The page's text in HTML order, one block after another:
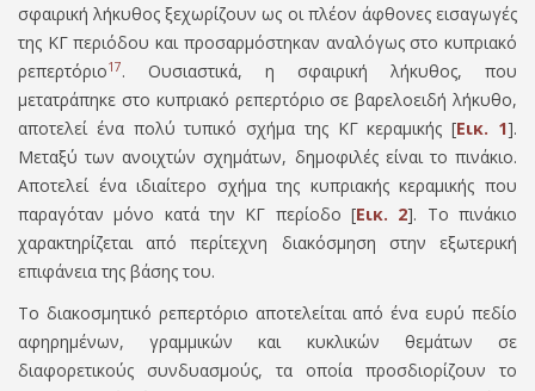
σφαιρική λήκυθος ξεχωρίζουν ως οι πλέον άφθονες εισαγωγές
της ΚΓ περιόδου και προσαρμόστηκαν αναλόγως στο κυπριακό
ρεπερτόριο17. Ουσιαστικά, η σφαιρική λήκυθος, που
μετατράπηκε στο κυπριακό ρεπερτόριο σε βαρελοειδή λήκυθο,
αποτελεί ένα πολύ τυπικό σχήμα της ΚΓ κεραμικής [Εικ. 1].
Μεταξύ των ανοιχτών σχημάτων, δημοφιλές είναι το πινάκιο.
Αποτελεί ένα ιδιαίτερο σχήμα της κυπριακής κεραμικής που
παραγόταν μόνο κατά την ΚΓ περίοδο [Εικ. 2]. Το πινάκιο
χαρακτηρίζεται από περίτεχνη διακόσμηση στην εξωτερική
επιφάνεια της βάσης του.
Το διακοσμητικό ρεπερτόριο αποτελείται από ένα ευρύ πεδίο
αφηρημένων, γραμμικών και κυκλικών θεμάτων σε
διαφορετικούς συνδυασμούς, τα οποία προσδιορίζουν το